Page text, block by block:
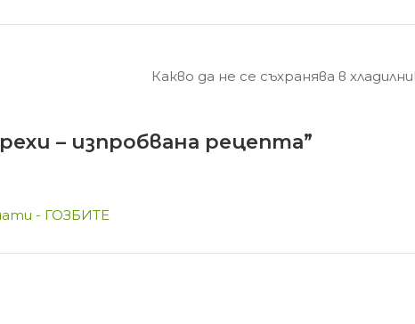
Какво да не се съхранява в
– изпробвана рецепта”
- ГОЗБИТЕ